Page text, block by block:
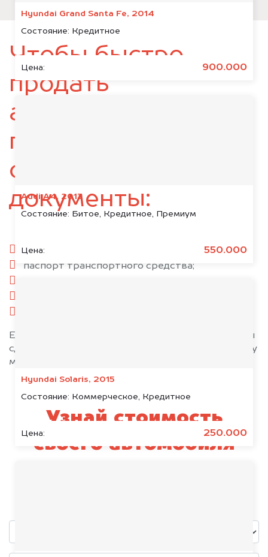
Hyundai Grand Santa Fe, 2014
Состояние: Кредитное
Цена: 900.000
Audi A4, 2013
Состояние: Битое, Кредитное, Премиум
Цена: 550.000
Hyundai Solaris, 2015
Состояние: Коммерческое, Кредитное
Цена: 250.000
Чтобы быстро
продать
автомобиль,
подготовьте
следующие
документы:
паспорт гражданина РФ;
паспорт транспортного средства;
Если у вас нет всех документов, то наши юристы
сделают всё возможное, чтобы оформить сделку
максимально быстро!
Узнай стоимость
своего автомобиля